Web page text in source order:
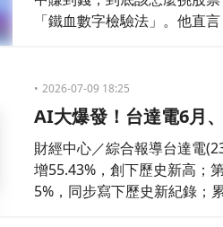
「鐵血數字檢驗法」。他直
夠，警告散戶一旦個股拉回，
2026-07-09 18:25
AI大爆發！台達電6月
財經中心／綜合報導台達電
增55.43%，創下歷史新高；
5%，同步寫下歷史新紀錄；